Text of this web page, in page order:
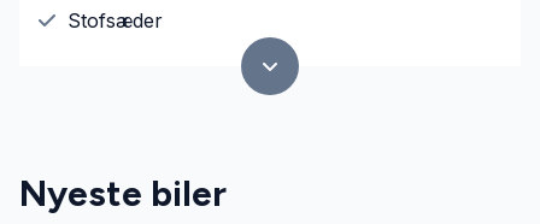
Stofsæder
Nyeste biler